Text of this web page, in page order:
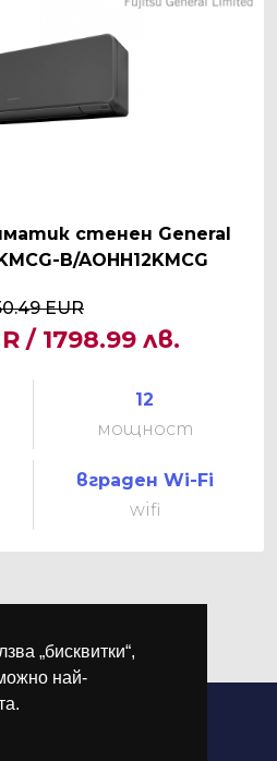
„бисквитки“,
най-
стенен General
B/AOHH12KMCG
EUR
/ 1798.99 лв.
12
мощност
вграден Wi-Fi
wifi
права запазени.